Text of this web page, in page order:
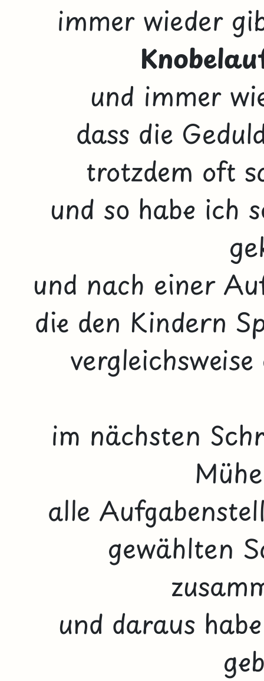
immer wieder
und immer
dass die
trotzdem oft
und so habe ich
und nach einer
die den Kindern
im nächsten
alle
gewählten
und daraus